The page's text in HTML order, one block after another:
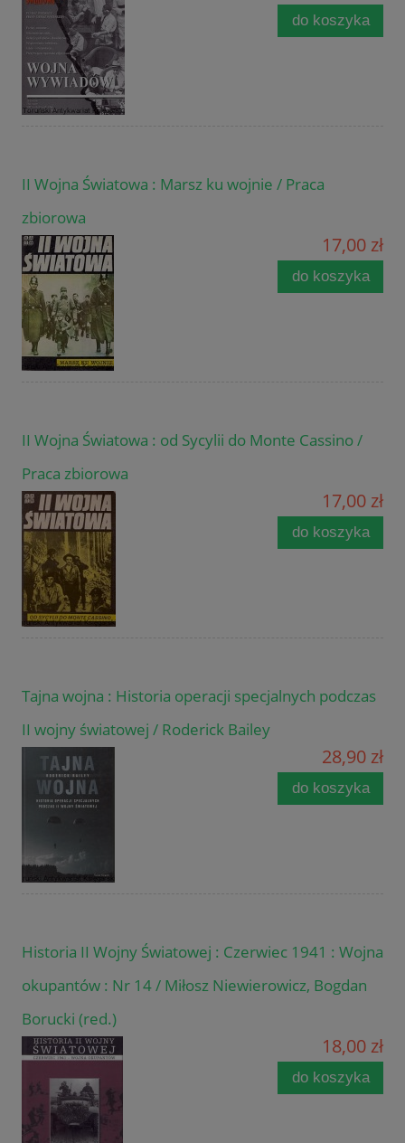
do koszyka
II Wojna Światowa : Marsz ku wojnie / Praca
zbiorowa
17,00 zł
do koszyka
II Wojna Światowa : od Sycylii do Monte Cassino /
Praca zbiorowa
17,00 zł
do koszyka
Tajna wojna : Historia operacji specjalnych podczas
II wojny światowej / Roderick Bailey
28,90 zł
do koszyka
Historia II Wojny Światowej : Czerwiec 1941 : Wojna
okupantów : Nr 14 / Miłosz Niewierowicz, Bogdan
Borucki (red.)
18,00 zł
do koszyka